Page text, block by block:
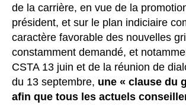
de la carrière, en vue de la
président, et sur le plan indiciaire
caractère favorable des nouvelles
constamment demandé, et
CSTA 13 juin et de la réunion de
du 13 septembre, une « clause du
afin que tous les actuels